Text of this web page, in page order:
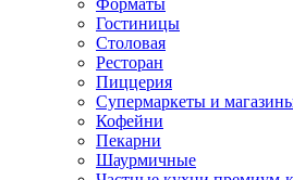
Форматы
Гостиницы
Столовая
Ресторан
Пиццерия
Супермаркеты и
Кофейни
Пекарни
Шаурмичные